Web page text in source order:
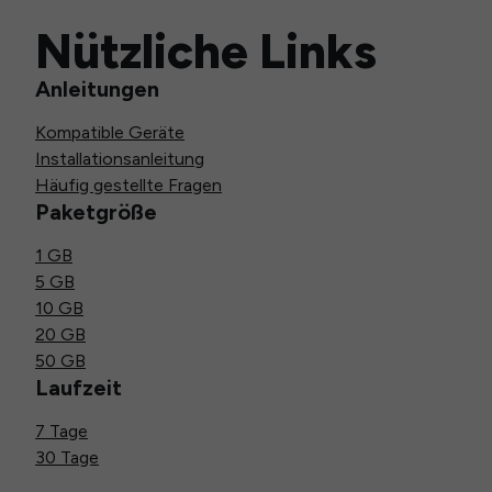
Nützliche Links
Anleitungen
Kompatible Geräte
Installationsanleitung
Häufig gestellte Fragen
Paketgröße
1 GB
5 GB
10 GB
20 GB
50 GB
Laufzeit
7 Tage
30 Tage